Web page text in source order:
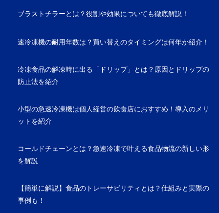
ブラストチラーとは？役割や効果についても徹底解説！
速冷凍機の耐用年数は？買い替えのタイミングは何年か紹介！
冷凍食品の解凍時に出る「ドリップ」とは？原因とドリップの
防止法を紹介
小型の急速冷凍機は個人経営の飲食店におすすめ！導入のメリ
ットを紹介
コールドチェーンとは？急速冷凍で叶える食品物流の新しい形
を解説
【簡単に解説】食品のトレーサビリティとは？仕組みと実際の
事例も！